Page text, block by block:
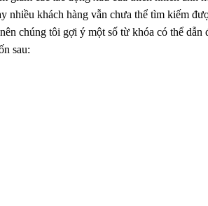
nhiều khách hàng vẫn chưa thể tìm kiếm
chúng tôi gợi ý một số từ khóa có thể dẫn
sau: